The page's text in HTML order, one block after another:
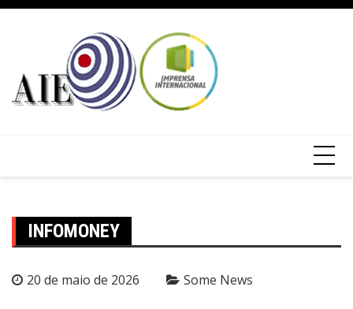
INFOMONEY
20 de maio de 2026 Some News